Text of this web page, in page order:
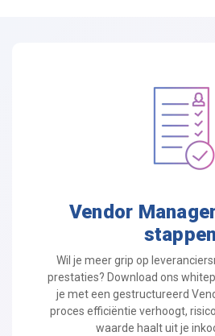
Vendor
stappen
Wil je meer grip op
prestaties? Download ons
je met een gestructureerd
proces efficiëntie verhoogt,
waarde haalt uit je